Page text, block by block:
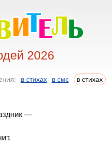
2026
в стихах в смс в стихах
—